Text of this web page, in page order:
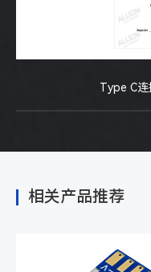
Type C连
相关产品推荐